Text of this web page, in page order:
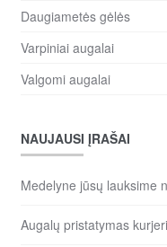
Daugiametės gėlės
Varpiniai augalai
Valgomi augalai
NAUJAUSI ĮRAŠAI
Medelyne jūsų lauksime
Augalų pristatymas